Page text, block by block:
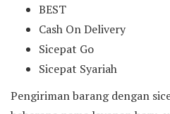
BEST
Cash On Delivery
Sicepat Go
Sicepat Syariah
Pengiriman barang dengan